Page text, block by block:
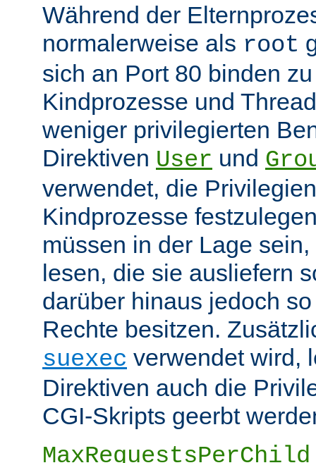
Während der
normalerweise als root
sich an Port 80 binden
Kindprozesse und
weniger privilegierten
Direktiven User und
verwendet, die
Kindprozesse
müssen in der Lage
lesen, die sie ausliefern
darüber hinaus jedoch
Rechte besitzen.
suexec verwendet wird,
Direktiven auch die
CGI-Skripts geerbt
MaxRequestsPerChild